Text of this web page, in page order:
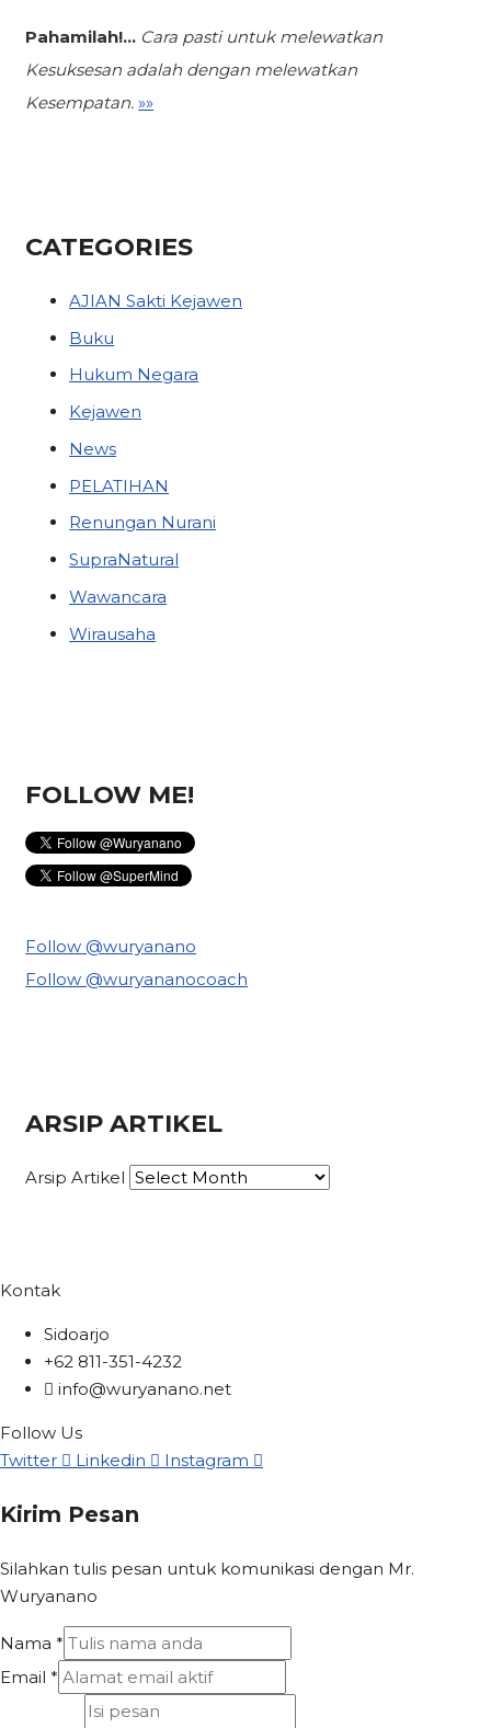
Pahamilah!... Cara pasti untuk melewatkan
Kesuksesan adalah dengan melewatkan
Kesempatan. »»
CATEGORIES
AJIAN Sakti Kejawen
Buku
Hukum Negara
Kejawen
News
PELATIHAN
Renungan Nurani
SupraNatural
Wawancara
Wirausaha
FOLLOW ME!
Follow @wuryanano
Follow @wuryananocoach
ARSIP ARTIKEL
Arsip Artikel
Kontak
Sidoarjo
+62 811-351-4232
info@wuryanano.net
Follow Us
Twitter
Linkedin Instagram
Kirim Pesan
Silahkan tulis pesan untuk komunikasi dengan Mr.
Wuryanano
Nama *
Email *